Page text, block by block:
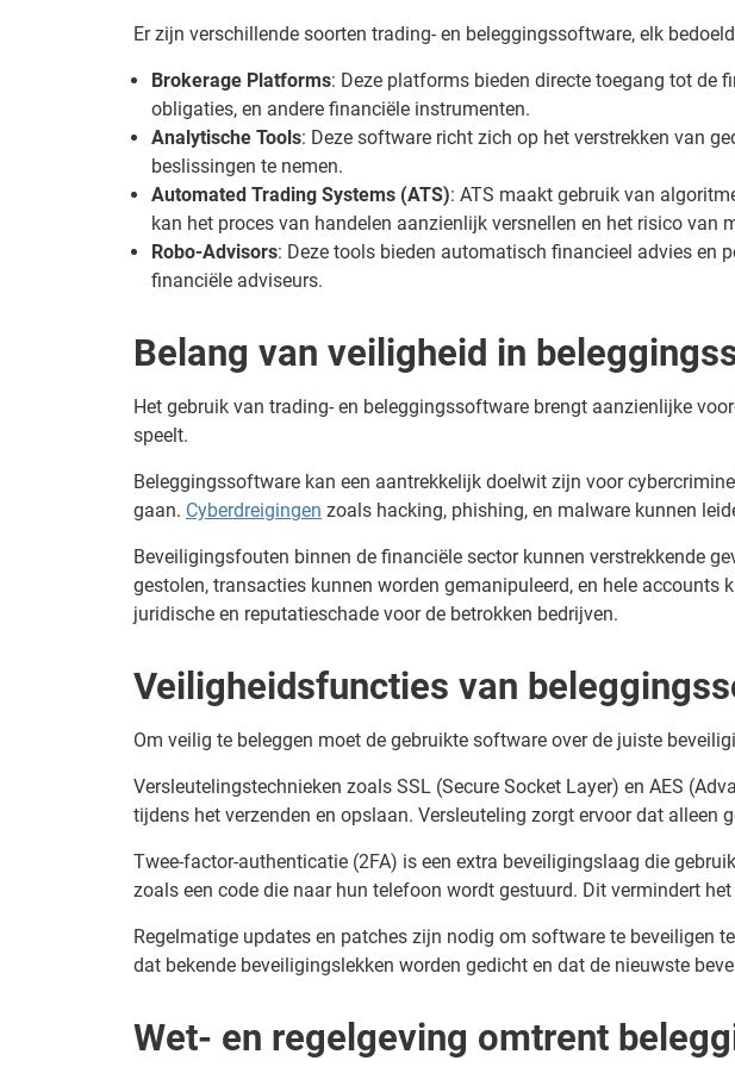
Er zijn verschillende soorten trading- en beleggingssoftware, elk
Brokerage Platforms: Deze platforms bieden directe toegang tot de
obligaties, en andere financiële instrumenten.
Analytische Tools: Deze software richt zich op het verstrekken van
beslissingen te nemen.
Automated Trading Systems (ATS): ATS maakt gebruik van
kan het proces van handelen aanzienlijk versnellen en het risico van
Robo-Advisors: Deze tools bieden automatisch financieel advies en
financiële adviseurs.
Belang van veiligheid in
Het gebruik van trading- en beleggingssoftware brengt aanzienlijke
speelt.
Beleggingssoftware kan een aantrekkelijk doelwit zijn voor
gaan. Cyberdreigingen zoals hacking, phishing, en malware kunnen
Beveiligingsfouten binnen de financiële sector kunnen verstrekkende
gestolen, transacties kunnen worden gemanipuleerd, en hele
juridische en reputatieschade voor de betrokken bedrijven.
Veiligheidsfuncties van
Om veilig te beleggen moet de gebruikte software over de juiste
Versleutelingstechnieken zoals SSL (Secure Socket Layer) en AES
tijdens het verzenden en opslaan. Versleuteling zorgt ervoor dat
Twee-factor-authenticatie (2FA) is een extra beveiligingslaag die
zoals een code die naar hun telefoon wordt gestuurd. Dit vermindert
Regelmatige updates en patches zijn nodig om software te beveiligen
dat bekende beveiligingslekken worden gedicht en dat de nieuwste
Wet- en regelgeving omtrent